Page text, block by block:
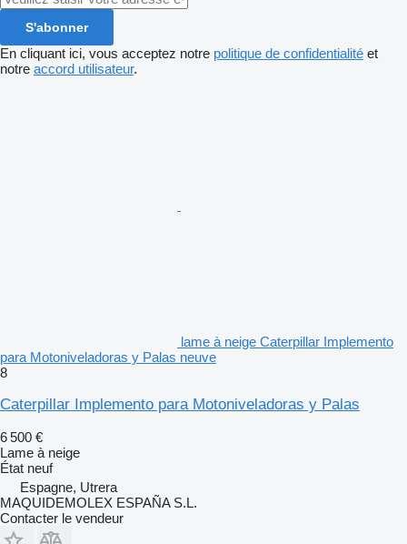
S'abonner
En cliquant ici, vous acceptez notre politique de confidentialité et
notre accord utilisateur.
lame à neige Caterpillar Implemento
para Motoniveladoras y Palas neuve
8
Caterpillar Implemento para Motoniveladoras y Palas
6 500 €
Lame à neige
État neuf
Espagne, Utrera
MAQUIDEMOLEX ESPAÑA S.L.
Contacter le vendeur